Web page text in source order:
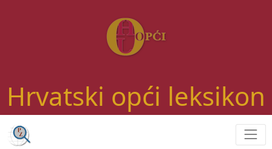
Hrvatski opći leksikon